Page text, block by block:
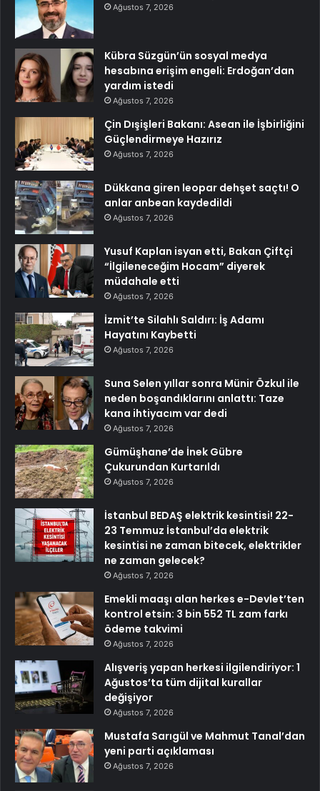
Ağustos 7, 2026
Kübra Süzgün’ün sosyal medya
hesabına erişim engeli: Erdoğan’dan
yardım istedi
Ağustos 7, 2026
Çin Dışişleri Bakanı: Asean ile İşbirliğini
Güçlendirmeye Hazırız
Ağustos 7, 2026
Dükkana giren leopar dehşet saçtı! O
anlar anbean kaydedildi
Ağustos 7, 2026
Yusuf Kaplan isyan etti, Bakan Çiftçi
“İlgileneceğim Hocam” diyerek
müdahale etti
Ağustos 7, 2026
İzmit’te Silahlı Saldırı: İş Adamı
Hayatını Kaybetti
Ağustos 7, 2026
Suna Selen yıllar sonra Münir Özkul ile
neden boşandıklarını anlattı: Taze
kana ihtiyacım var dedi
Ağustos 7, 2026
Gümüşhane’de İnek Gübre
Çukurundan Kurtarıldı
Ağustos 7, 2026
İstanbul BEDAŞ elektrik kesintisi! 22-
23 Temmuz İstanbul’da elektrik
kesintisi ne zaman bitecek, elektrikler
ne zaman gelecek?
Ağustos 7, 2026
Emekli maaşı alan herkes e-Devlet’ten
kontrol etsin: 3 bin 552 TL zam farkı
ödeme takvimi
Ağustos 7, 2026
Alışveriş yapan herkesi ilgilendiriyor: 1
Ağustos’ta tüm dijital kurallar
değişiyor
Ağustos 7, 2026
Mustafa Sarıgül ve Mahmut Tanal’dan
yeni parti açıklaması
Ağustos 7, 2026